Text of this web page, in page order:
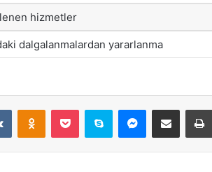
hizmetler
dalgalanmalardan yararlanma
VKontakteOdnoklassniki
Pocket Skype Messenger
E-Posta ile paylaş